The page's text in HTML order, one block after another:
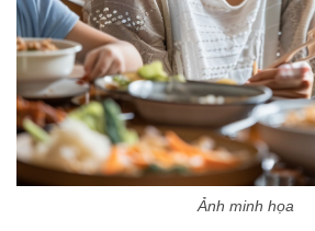
Ảnh minh họa